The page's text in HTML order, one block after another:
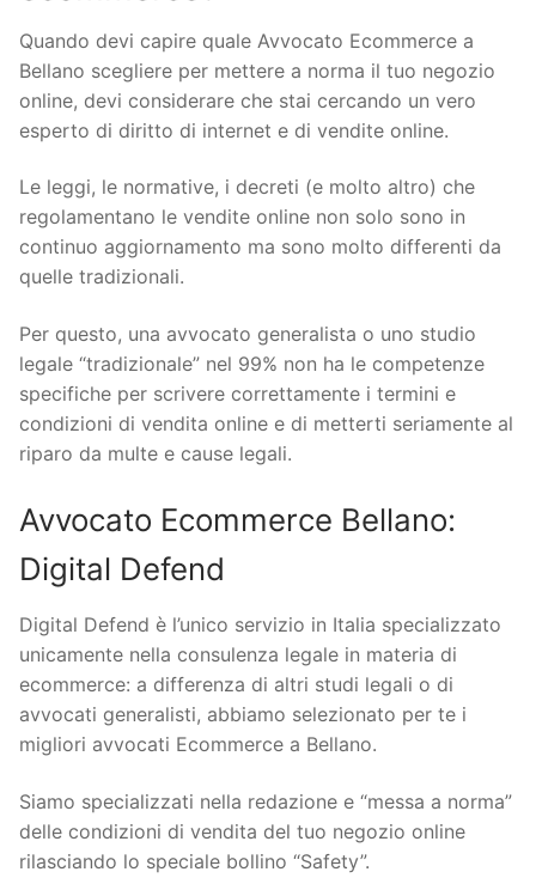
Quando devi capire quale Avvocato Ecommerce a
Bellano scegliere per mettere a norma il tuo negozio
online, devi considerare che stai cercando un vero
esperto di diritto di internet e di vendite online.
Le leggi, le normative, i decreti (e molto altro) che
regolamentano le vendite online non solo sono in
continuo aggiornamento ma sono molto differenti da
quelle tradizionali.
Per questo, una avvocato generalista o uno studio
legale “tradizionale” nel 99% non ha le competenze
specifiche per scrivere correttamente i termini e
condizioni di vendita online e di metterti seriamente al
riparo da multe e cause legali.
Avvocato Ecommerce Bellano:
Digital Defend
Digital Defend è l’unico servizio in Italia specializzato
unicamente nella consulenza legale in materia di
ecommerce: a differenza di altri studi legali o di
avvocati generalisti, abbiamo selezionato per te i
migliori avvocati Ecommerce a Bellano.
Siamo specializzati nella redazione e “messa a norma”
delle condizioni di vendita del tuo negozio online
rilasciando lo speciale bollino “Safety”.